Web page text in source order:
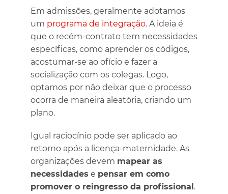
Em admissões, geralmente adotamos
um programa de integração. A ideia é
que o recém-contrato tem necessidades
específicas, como aprender os códigos,
acostumar-se ao ofício e fazer a
socialização com os colegas. Logo,
optamos por não deixar que o processo
ocorra de maneira aleatória, criando um
plano.
Igual raciocínio pode ser aplicado ao
retorno após a licença-maternidade. As
organizações devem mapear as
necessidades e pensar em como
promover o reingresso da profissional.